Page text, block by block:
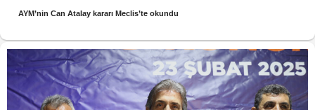
AYM’nin Can Atalay kararı Meclis’te okundu